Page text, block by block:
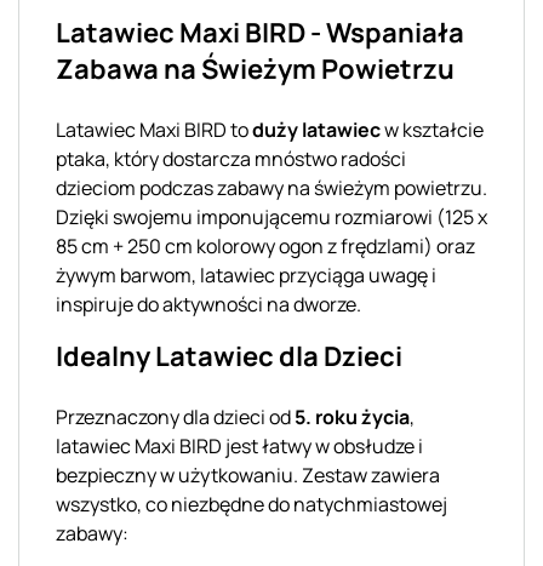
Latawiec Maxi BIRD - Wspaniała
Zabawa na Świeżym Powietrzu
Latawiec Maxi BIRD toduży latawiecw kształcie
ptaka, który dostarcza mnóstwo radości
dzieciom podczas zabawy na świeżym powietrzu.
Dzięki swojemu imponującemu rozmiarowi (125 x
85 cm + 250 cm kolorowy ogon z frędzlami) oraz
żywym barwom, latawiec przyciąga uwagę i
inspiruje do aktywności na dworze.
Idealny Latawiec dla Dzieci
Przeznaczony dla dzieci od5. roku życia,
latawiec Maxi BIRD jest łatwy w obsłudze i
bezpieczny w użytkowaniu. Zestaw zawiera
wszystko, co niezbędne do natychmiastowej
zabawy: